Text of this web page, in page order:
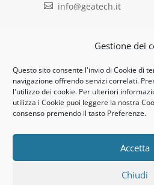
Gestione dei
Questo sito consente l'invio di Cookie di
navigazione offrendo servizi correlati.
l'utilizzo dei cookie. Per ulteriori
utilizza i Cookie puoi leggere la nostra
consenso premendo il tasto Preferenze.
Accetta
Chiudi
 info@geatech.it
Legal:
Privacy policy
Informativa clienti / fornitori
UNI EN ISO 14001: 2015